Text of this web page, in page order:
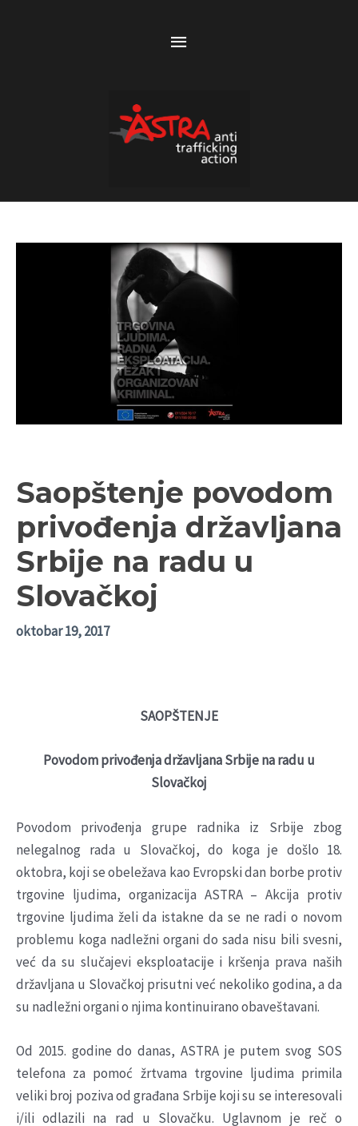
Header
Saopštenje povodom
privođenja državljana
Srbije na radu u
Slovačkoj
oktobar 19, 2017
SAOPŠTENJE
Povodom privođenja državljana Srbije na radu u
Slovačkoj
Povodom privođenja grupe radnika iz Srbije zbog
nelegalnog rada u Slovačkoj, do koga je došlo 18.
oktobra, koji se obeležava kao Evropski dan borbe protiv
trgovine ljudima, organizacija ASTRA – Akcija protiv
trgovine ljudima želi da istakne da se ne radi o novom
problemu koga nadležni organi do sada nisu bili svesni,
već da su slučajevi eksploatacije i kršenja prava naših
državljana u Slovačkoj prisutni već nekoliko godina, a da
su nadležni organi o njima kontinuirano obaveštavani.
Od 2015. godine do danas, ASTRA je putem svog SOS
telefona za pomoć žrtvama trgovine ljudima primila
veliki broj poziva od građana Srbije koji su se interesovali
i/ili odlazili na rad u Slovačku. Uglavnom je reč o